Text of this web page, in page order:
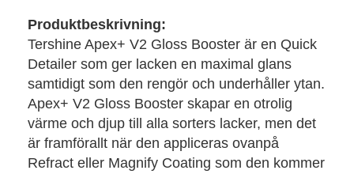
Produktbeskrivning:
Tershine Apex+ V2 Gloss Booster är en Quick
Detailer som ger lacken en maximal glans
samtidigt som den rengör och underhåller ytan.
Apex+ V2 Gloss Booster skapar en otrolig
värme och djup till alla sorters lacker, men det
är framförallt när den appliceras ovanpå
Refract eller Magnify Coating som den kommer